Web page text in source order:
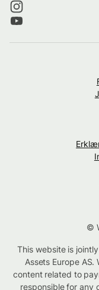
©
This website is
Assets Europe AS.
content related to
responsible for any